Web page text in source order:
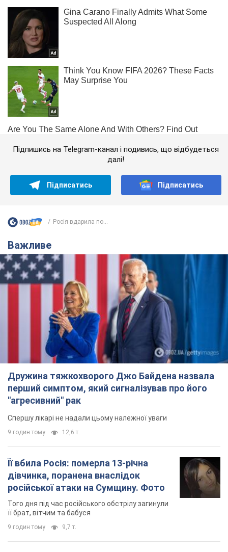
Підпишись на Telegram-канал і подивись, що відбудеться
далі!
Підписатись Підписатись
Росія вдарила по...
Важливе
Дружина тяжкохворого Джо Байдена назвала
перший симптом, який сигналізував про його
"агресивний" рак
Спершу лікарі не надали цьому належної уваги
9 годин тому 12,6 т.
Її вбила Росія: померла 13-річна
дівчинка, поранена внаслідок
російської атаки на Сумщину. Фото
Того дня під час російського обстрілу загинули
її брат, вітчим та бабуся
9 годин тому 9,7 т.